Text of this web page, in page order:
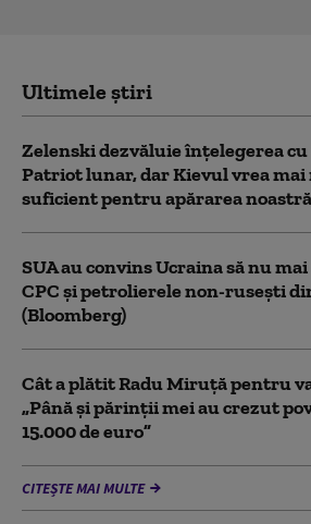
Ultimele știri
Zelenski dezvăluie înțelegerea cu
Patriot lunar, dar Kievul vrea mai
suficient pentru apărarea
SUA au convins Ucraina să nu
CPC şi petrolierele non-ruseşti
(Bloomberg)
Cât a plătit Radu Miruță pentru
„Până și părinții mei au crezut
15.000 de euro”
CITEȘTE MAI MULTE